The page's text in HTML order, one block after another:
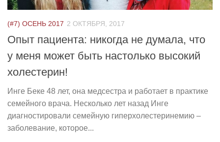
(#7) ОСЕНЬ 2017 2 ОКТЯБРЯ, 2017
Опыт пациента: никогда не думала, что
у меня может быть настолько высокий
холестерин!
Инге Беке 48 лет, она медсестра и работает в практике
семейного врача. Несколько лет назад Инге
диагностировали семейную гиперхолестеринемию –
заболевание, которое...